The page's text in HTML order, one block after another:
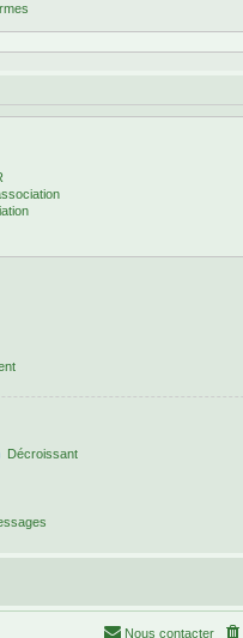
Décroissant
Nous contacter